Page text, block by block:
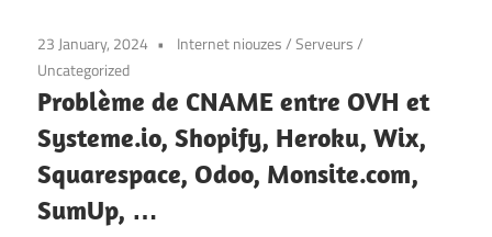
23 January, 2024 Internet niouzes/Serveurs/
Uncategorized
Problème de CNAME entre OVH et
Systeme.io, Shopify, Heroku, Wix,
Squarespace, Odoo, Monsite.com,
SumUp, …